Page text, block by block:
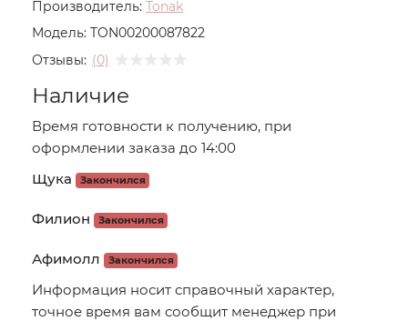
Производитель: Tonak
Модель: TON00200087822
Отзывы: (0)
Наличие
Время готовности к получению, при
оформлении заказа до 14:00
Щука
Закончился
Филион Закончился
Афимолл Закончился
Информация носит справочный характер,
точное время вам сообщит менеджер при